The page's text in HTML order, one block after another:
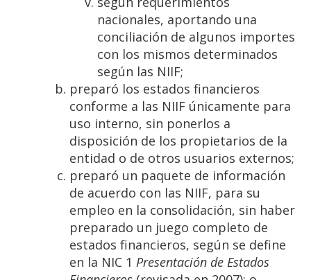
nacionales, aportando una
conciliación de algunos importes
con los mismos determinados
según las NIIF;
preparó los estados financieros
conforme a las NIIF únicamente para
uso interno, sin ponerlos a
disposición de los propietarios de la
entidad o de otros usuarios externos;
preparó un paquete de información
de acuerdo con las NIIF, para su
empleo en la consolidación, sin haber
preparado un juego completo de
estados financieros, según se define
en la NIC 1 Presentación de Estados